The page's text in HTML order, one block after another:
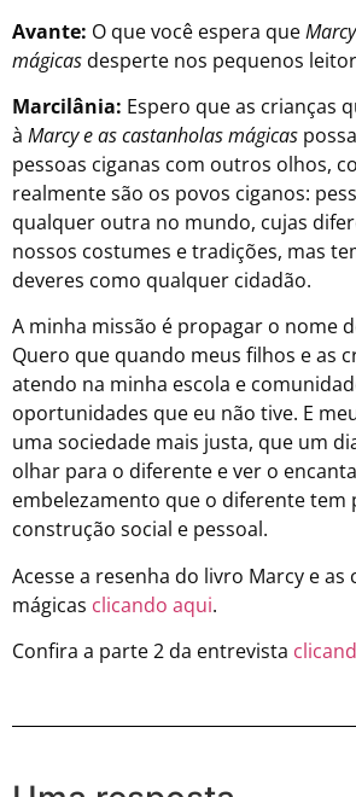
Avante: O que você espera que
mágicas desperte nos pequenos
Marcilânia: Espero que as crianças
à Marcy e as castanholas mágicas
pessoas ciganas com outros olhos,
realmente são os povos ciganos:
qualquer outra no mundo, cujas
nossos costumes e tradições, mas
deveres como qualquer cidadão.
A minha missão é propagar o nome
Quero que quando meus filhos e as
atendo na minha escola e
oportunidades que eu não tive. E
uma sociedade mais justa, que um
olhar para o diferente e ver o
embelezamento que o diferente tem
construção social e pessoal.
Acesse a resenha do livro Marcy e as
mágicas clicando aqui.
Confira a parte 2 da entrevista